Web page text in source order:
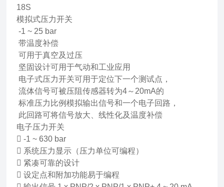
18S
模拟式压力开关
-1 ~ 25 bar
带温度补偿
可用于真空及过压
坚固设计可用于气动和工业应用
电子式压力开关可用于定位下一个测试点，
流体信号可被压阻传感器转为4～20mA的
标准压力比例模拟输出信号和一个电子回路，
此回路可将信号放大、线性化及温度补偿
电子压力开关
 -1 ~ 630 bar
 系统压力显示（压力单位可编程）
 紧凑可靠的设计
 设定点和附加功能易于编程